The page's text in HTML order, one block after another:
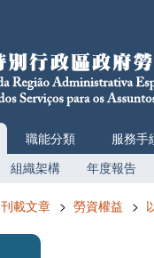
組織架構 年度報告
職能分類 服務手
刊載文章 > 勞資權益 >